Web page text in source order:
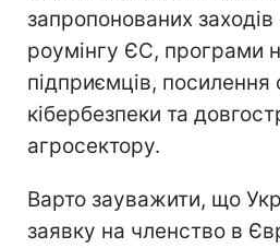
запропонованих
роумінгу ЄС, програми
підприємців, посилення
кібербезпеки та
агросектору.
Варто зауважити, що
заявку на членство в